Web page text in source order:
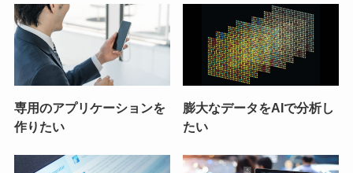
専用のアプリケーションを
作りたい
膨大なデータをAIで分析し
たい